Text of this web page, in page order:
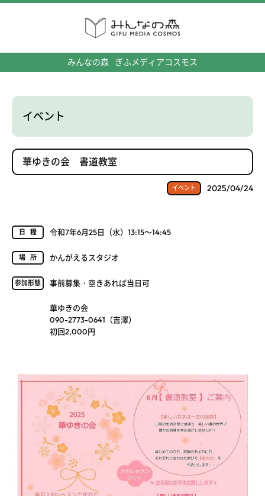
みんなの森 ぎふメディアコスモス
イベント
華ゆきの会 書道教室
イベント 2025/04/24
日程 令和7年6月25日（水）13:15～14:45
場所 かんがえるスタジオ
参加形態 事前募集・空きあれば当日可
華ゆきの会
090-2773-0641（吉澤）
初回2,000円